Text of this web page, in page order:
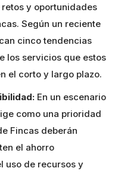
y oportunidades
Según un reciente
cinco tendencias
los servicios que estos
el corto y largo plazo.
En un escenario
como una prioridad
Fincas deberán
el ahorro
uso de recursos y